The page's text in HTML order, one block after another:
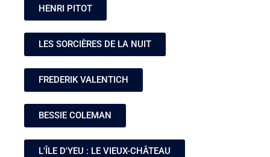
HENRI PITOT
LES SORCIÈRES DE LA NUIT
FREDERIK VALENTICH
BESSIE COLEMAN
L'ÎLE D'YEU : LE VIEUX-CHÂTEAU